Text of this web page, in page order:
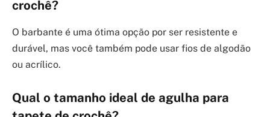
crochê?
O barbante é uma ótima opção por ser resistente e
durável, mas você também pode usar fios de algodão
ou acrílico.
Qual o tamanho ideal de agulha para